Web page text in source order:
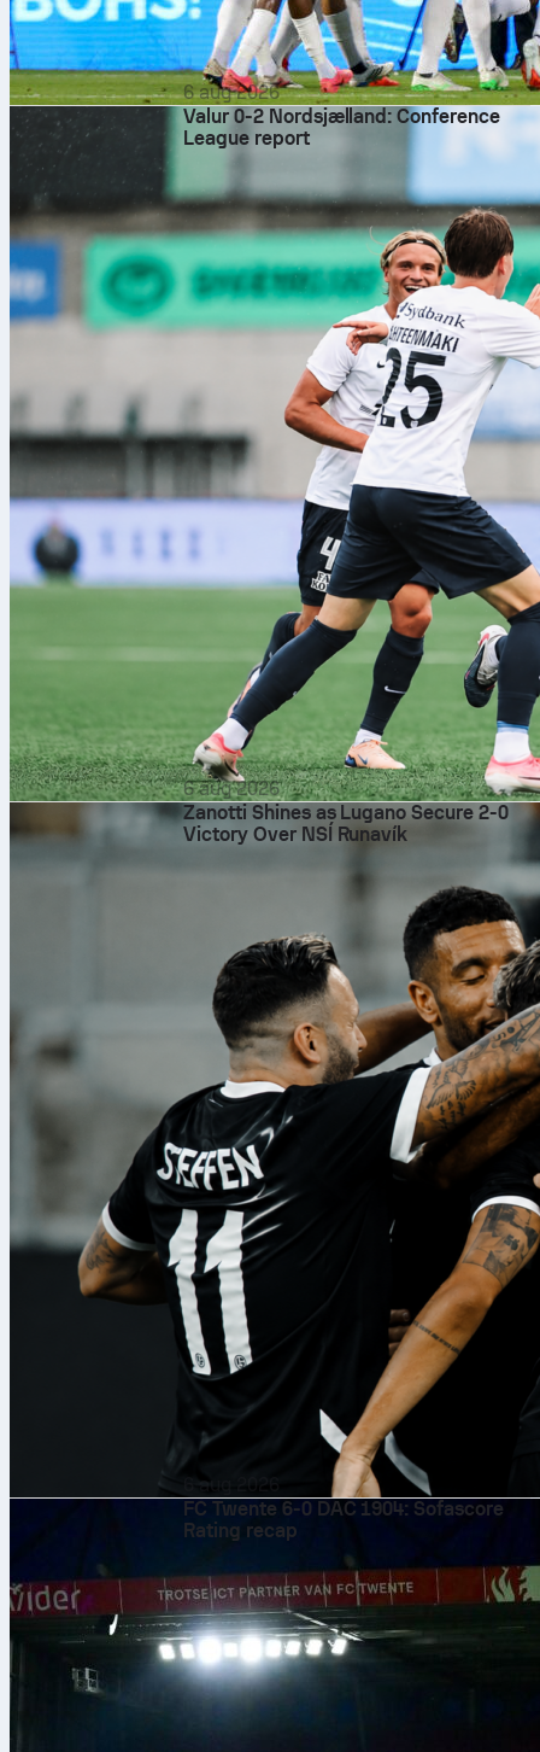
6 aug 2026
Valur 0-2 Nordsjælland: Conference
League report
6 aug 2026
Zanotti Shines as Lugano Secure 2-0
Victory Over NSÍ Runavík
6 aug 2026
FC Twente 6-0 DAC 1904: Sofascore
Rating recap